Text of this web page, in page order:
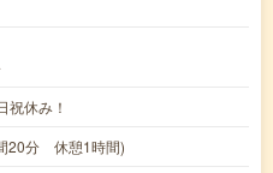
休み！
20分 休憩1時間)